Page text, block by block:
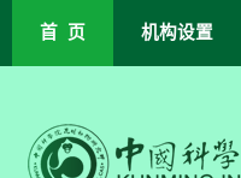
首 页 机构设置